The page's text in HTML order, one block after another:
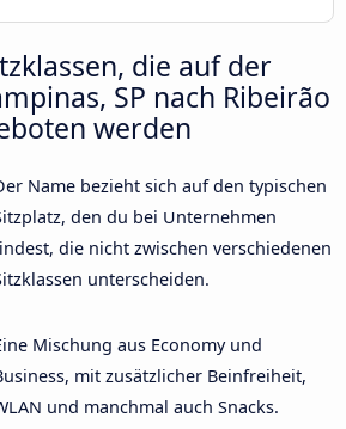
die auf der
SP nach Ribeirão
werden
Name bezieht sich auf den typischen
den du bei Unternehmen
die nicht zwischen verschiedenen
unterscheiden.
Mischung aus Economy und
mit zusätzlicher Beinfreiheit,
und manchmal auch Snacks.